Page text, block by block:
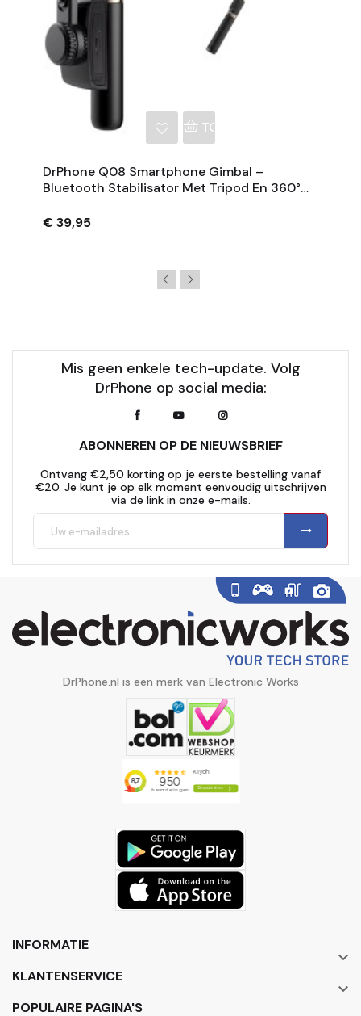
TOEVOEGEN AAN
DrPhone Q08 Smartphone Gimbal –
Bluetooth Stabilisator Met Tripod En 360°
€ 39,95
Mis geen enkele tech-update. Volg
DrPhone op social media:
ABONNEREN OP DE NIEUWSBRIEF
Ontvang €2,50 korting op je eerste bestelling vanaf
€20. Je kunt je op elk moment eenvoudig uitschrijven
via de link in onze e-mails.
DrPhone.nl is een merk van Electronic Works
INFORMATIE

KLANTENSERVICE

POPULAIRE PAGINA'S